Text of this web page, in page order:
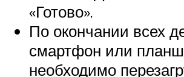
«Готово».
По окончании всех
смартфон или
необходимо